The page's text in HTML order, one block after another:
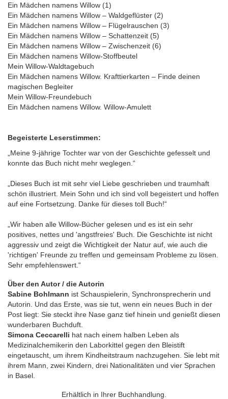
Ein Mädchen namens Willow (1)
Ein Mädchen namens Willow – Waldgeflüster (2)
Ein Mädchen namens Willow – Flügelrauschen (3)
Ein Mädchen namens Willow – Schattenzeit (5)
Ein Mädchen namens Willow – Zwischenzeit (6)
Ein Mädchen namens Willow-Stoffbeutel
Mein Willow-Waldtagebuch
Ein Mädchen namens Willow. Krafttierkarten – Finde deinen
magischen Begleiter
Mein Willow-Freundebuch
Ein Mädchen namens Willow. Willow-Amulett
Begeisterte Leserstimmen:
„Meine 9-jährige Tochter war von der Geschichte gefesselt und
konnte das Buch nicht mehr weglegen.“
„Dieses Buch ist mit sehr viel Liebe geschrieben und traumhaft
schön illustriert. Mein Sohn und ich sind voll begeistert und hoffen
auf eine Fortsetzung. Danke für dieses toll Buch!“
„Wir haben alle Willow-Bücher gelesen und es ist ein sehr
positives, nettes und 'angstfreies' Buch. Die Geschichte ist nicht
aggressiv und zeigt die Wichtigkeit der Natur auf, wie auch die
'richtigen' Freunde zu treffen und gemeinsam Probleme zu lösen.
Sehr empfehlenswert.“
Über den Autor / die Autorin
Sabine Bohlmann ist Schauspielerin, Synchronsprecherin und
Autorin. Und das Erste, was sie tut, wenn ein neues Buch in der
Post liegt: Sie steckt ihre Nase ganz tief hinein und genießt diesen
wunderbaren Buchduft.
Simona Ceccarelli hat nach einem halben Leben als
Medizinalchemikerin den Laborkittel gegen den Bleistift
eingetauscht, um ihrem Kindheitstraum nachzugehen. Sie lebt mit
ihrem Mann, zwei Kindern, drei Nationalitäten und vier Sprachen
in Basel.
Erhältlich in Ihrer Buchhandlung.